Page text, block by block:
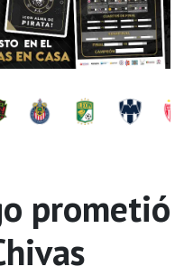
prometió